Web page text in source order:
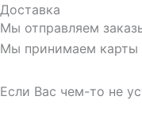
Доставка
Мы отправляем
Мы принимаем карты
Если Вас чем-то не